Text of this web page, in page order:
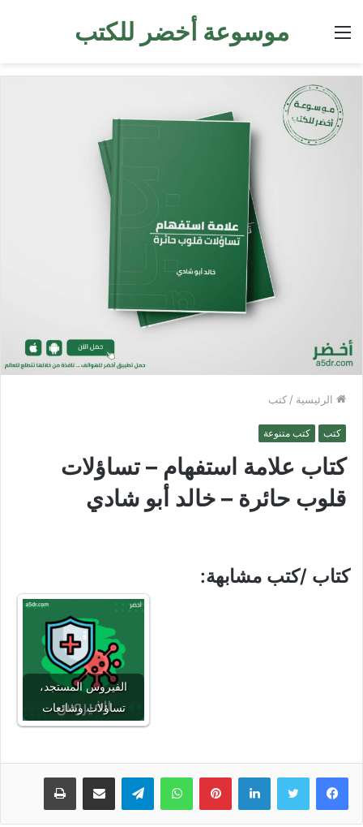
موسوعة أخضر للكتب القائمة
الرئيسية / كتب
كتب كتب متنوعة
كتاب علامة استفهام – تساؤلات
قلوب حائرة – خالد أبو شادي
كتاب /كتب مشابهة:
الفيروس المستجد،
تساؤلات وشائعات
لينكدإن بينتيريستواتساب تيلقرام مشاركة عبر البريد طباعة